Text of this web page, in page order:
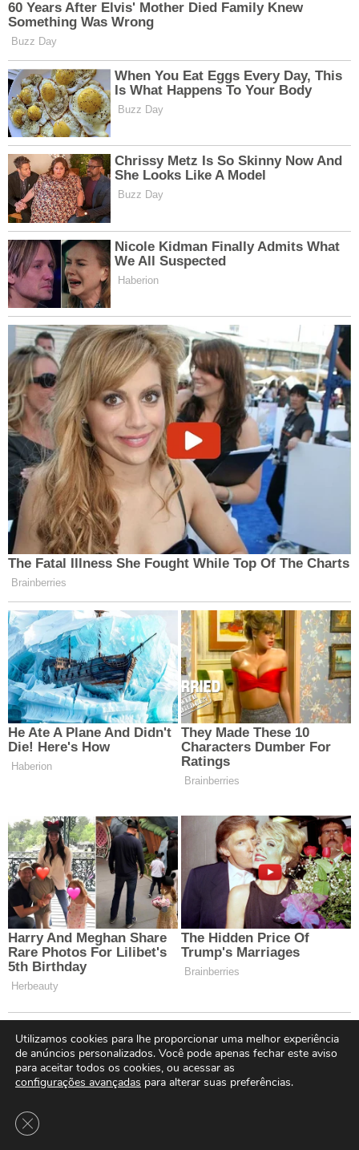
Utilizamos cookies para lhe proporcionar uma melhor experiência
de anúncios personalizados. Você pode apenas fechar este aviso
para aceitar todos os cookies, ou acessar as
configurações avançadas para alterar suas preferências.
Close GDPR Cookie Banner